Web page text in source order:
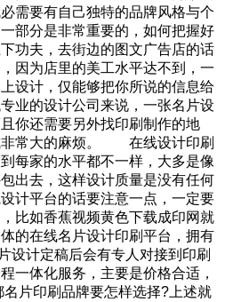
必需要有自己独特的品牌风格与个
部分是非常重要的，如何把握好
夫，去街边的图文广告店的话
，因为店里的美工水平达不到，一
上设计，仅能够把你所说的信息给
专业的设计公司来说，一张名片设
且你还需要另外找印刷制作的地
非常大的麻烦。 在线设计印刷
每家的水平都不一样，大多是像
包出去，这样设计质量是没有任何
计平台的话要注意一点，一定要
，比如香蕉视频黄色下载成印网就
在线名片设计印刷平台，拥有
设计定稿后会有专人对接到印刷
一体化服务，主要是价格合适，
印刷品牌要怎样选择?上述就